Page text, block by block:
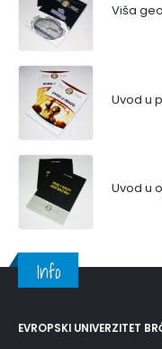
Viša
Uvod u
Uvod u
Info
EVROPSKI UNIVERZITET